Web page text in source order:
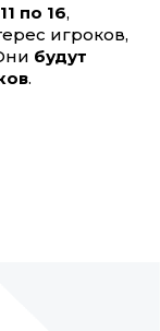
по 16,
игроков,
будут
.